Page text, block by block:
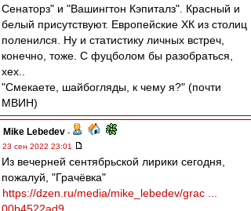
Сенаторз" и "Вашингтон Кэпиталз". Красный и
белый присутствуют. Европейские ХК из столиц
поленился. Ну и статистику личных встреч,
конечно, тоже. С фуцболом бы разобраться,
хех..
"Смекаете, шайбогляды, к чему я?" (почти
МВИН)
Mike Lebedev -
23 сен 2022 23:01
Из вечерней сентябрьской лирики сегодня,
пожалуй, "Грачёвка"
https://dzen.ru/media/mike_lebedev/grac ...